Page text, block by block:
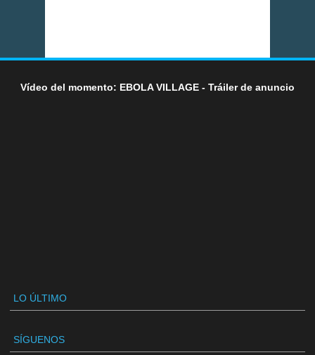
Vídeo del momento: EBOLA VILLAGE - Tráiler de anuncio
LO ÚLTIMO
SÍGUENOS